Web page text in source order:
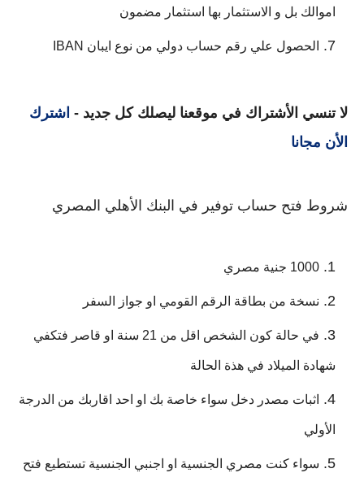
اموالك بل و الاستثمار بها استثمار مضمون
الحصول علي رقم حساب دولي من نوع ايبان IBAN
لا تنسي الأشتراك في موقعنا ليصلك كل جديد - اشترك
الأن مجانا
شروط فتح حساب توفير في البنك الأهلي المصري
1000 جنية مصري
نسخة من بطاقة الرقم القومي او جواز السفر
في حالة كون الشخص اقل من 21 سنة او قاصر فتكفي
شهادة الميلاد في هذة الحالة
اثبات مصدر دخل سواء خاصة بك او احد اقاربك من الدرجة
الأولي
سواء كنت مصري الجنسية او اجنبي الجنسية تستطيع فتح